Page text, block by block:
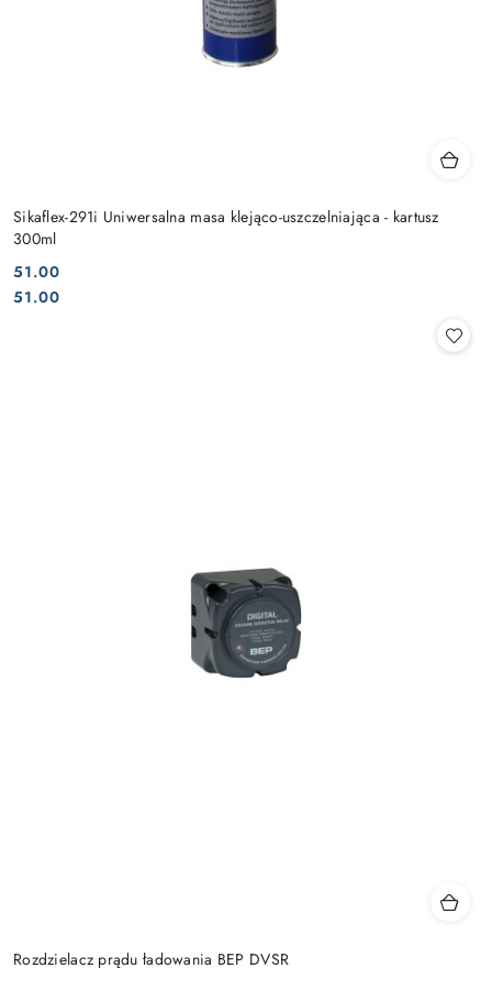
Sikaflex-291i Uniwersalna masa klejąco-uszczelniająca - kartusz
300ml
Cena:
51.00
Cena:
51.00
Rozdzielacz prądu ładowania BEP DVSR